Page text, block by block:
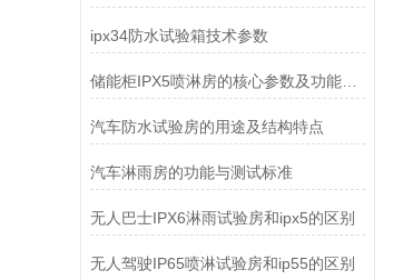
ipx34防水试验箱技术参数
储能柜IPX5喷淋房的核心参数及功能特点
汽车防水试验房的用途及结构特点
汽车淋雨房的功能与测试标准
无人巴士IPX6淋雨试验房和ipx5的区别
无人驾驶IP65喷淋试验房和ip55的区别